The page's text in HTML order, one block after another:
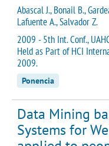
Abascal J., Bonail B.,
Lafuente A., Salvador Z.
2009 - 5th Int. Conf.,
Held as Part of HCI
2009.
Ponencia
Data Mining
Systems for